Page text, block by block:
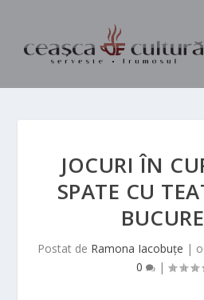
JOCURI ÎN
SPATE CU
Postat de Ramona Iacobuțe |
0
|